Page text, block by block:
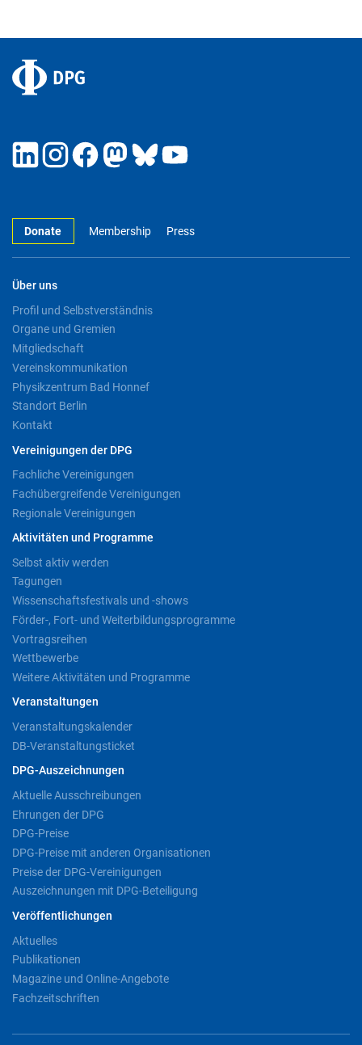
Donate Membership Press
Über uns
Profil und Selbstverständnis
Organe und Gremien
Mitgliedschaft
Vereinskommunikation
Physikzentrum Bad Honnef
Standort Berlin
Kontakt
Vereinigungen der DPG
Fachliche Vereinigungen
Fachübergreifende Vereinigungen
Regionale Vereinigungen
Aktivitäten und Programme
Selbst aktiv werden
Tagungen
Wissenschaftsfestivals und -shows
Förder-, Fort- und Weiterbildungsprogramme
Vortragsreihen
Wettbewerbe
Weitere Aktivitäten und Programme
Veranstaltungen
Veranstaltungskalender
DB-Veranstaltungsticket
DPG-Auszeichnungen
Aktuelle Ausschreibungen
Ehrungen der DPG
DPG-Preise
DPG-Preise mit anderen Organisationen
Preise der DPG-Vereinigungen
Auszeichnungen mit DPG-Beteiligung
Veröffentlichungen
Aktuelles
Publikationen
Magazine und Online-Angebote
Fachzeitschriften